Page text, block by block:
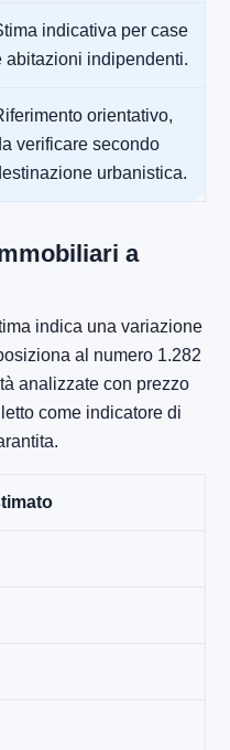
indicativa per case
abitazioni indipendenti.
orientativo,
verificare secondo
urbanistica.
a
indica una variazione
al numero 1.282
analizzate con prezzo
come indicatore di